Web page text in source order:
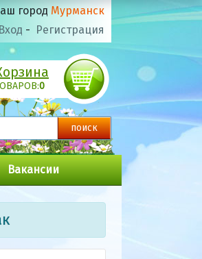
город Мурманск
Вход - Регистрация
0
Вакансии